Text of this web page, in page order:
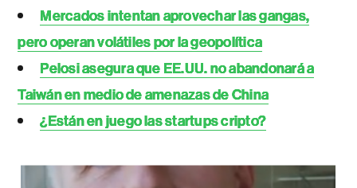
Mercados intentan aprovechar las gangas,
pero operan volátiles por la geopolítica
Pelosi asegura que EE.UU. no abandonará a
Taiwán en medio de amenazas de China
¿Están en juego las startups cripto?